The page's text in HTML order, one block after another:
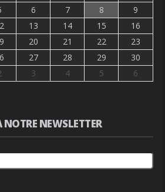
6 7 8
9
13 14 15
16
20 21 22
23
27 28 29
30
3 4 5 6
NEWSLETTER